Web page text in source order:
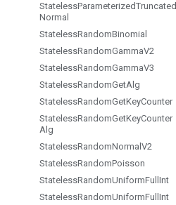
StatelessParameterizedTruncated
Normal
StatelessRandomBinomial
StatelessRandomGammaV2
StatelessRandomGammaV3
StatelessRandomGetAlg
StatelessRandomGetKeyCounter
StatelessRandomGetKeyCounter
Alg
StatelessRandomNormal V2
StatelessRandomPoisson
StatelessRandomUniformFull Int
StatelessRandomUniformFull Int